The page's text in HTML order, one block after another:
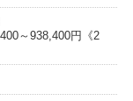
～938,400円《2